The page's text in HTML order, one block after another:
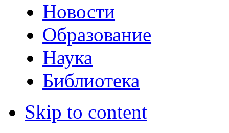
Новости
Образование
Наука
Библиотека
Skip to content